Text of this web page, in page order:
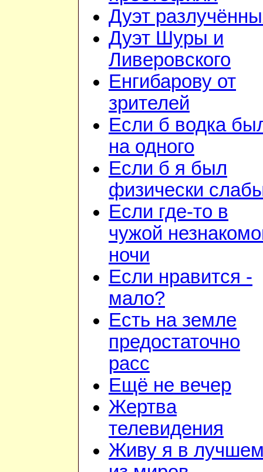
Дуэт
Дуэт Шуры и
Ливеровского
Енгибарову от
зрителей
Если б водка
на одного
Если б я был
физически
Если где-то в
чужой
ночи
Если нравится -
мало?
Есть на земле
предостаточно
расс
Ещё не вечер
Жертва
телевидения
Живу я в